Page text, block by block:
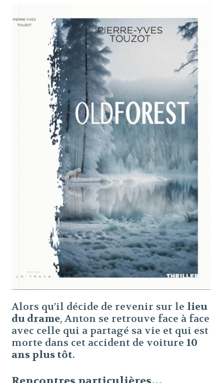
Alors qu’il décide de revenir sur le lieu
du drame, Anton se retrouve face à face
avec celle qui a partagé sa vie et qui est
morte dans cet accident de voiture 10
ans plus tôt.